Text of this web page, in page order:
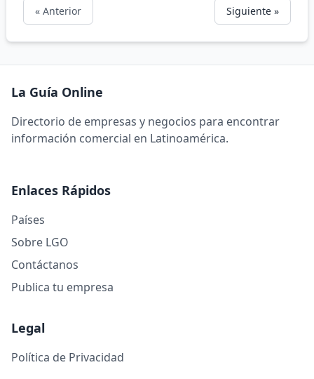
« Anterior Siguiente »
La Guía Online
Directorio de empresas y negocios para encontrar
información comercial en Latinoamérica.
Enlaces Rápidos
Países
Sobre LGO
Contáctanos
Publica tu empresa
Legal
Política de Privacidad